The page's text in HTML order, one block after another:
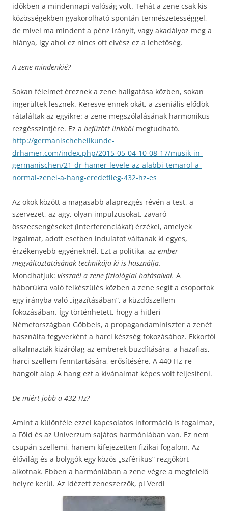
időkben a mindennapi valóság volt. Tehát a zene csak kis
közösségekben gyakorolható spontán természetességgel,
de mivel ma mindent a pénz irányít, vagy akadályoz meg a
hiánya, így ahol ez nincs ott elvész ez a lehetőség.
A zene mindenkié?
Sokan félelmet éreznek a zene hallgatása közben, sokan
ingerültek lesznek. Keresve ennek okát, a zseniális elődök
rátaláltak az egyikre: a zene megszólalásának harmonikus
rezgésszintjére. Ez a befűzött linkből megtudható.
http://germanischeheilkunde-
drhamer.com/index.php/2015-05-04-10-08-17/musik-in-
germanischen/21-dr-hamer-levele-az-alabbi-temarol-a-
normal-zenei-a-hang-eredetileg-432-hz-es
Az okok között a magasabb alaprezgés révén a test, a
szervezet, az agy, olyan impulzusokat, zavaró
összecsengéseket (interferenciákat) érzékel, amelyek
izgalmat, adott esetben indulatot váltanak ki egyes,
érzékenyebb egyéneknél, Ezt a politika, az ember
megváltoztatásának technikája ki is használja.
Mondhatjuk: visszaél a zene fiziológiai hatásaival. A
háborúkra való felkészülés közben a zene segít a csoportok
egy irányba való „igazításában”, a küzdőszellem
fokozásában. Így történhetett, hogy a hitleri
Németországban Göbbels, a propagandaminiszter a zenét
használta fegyverként a harci készség fokozásához. Ekkortól
alkalmazták kizárólag az emberek buzdítására, a hazafias,
harci szellem fenntartására, erősítésére. A 440 Hz-re
hangolt alap A hang ezt a kívánalmat képes volt teljesíteni.
De miért jobb a 432 Hz?
Amint a különféle ezzel kapcsolatos információ is fogalmaz,
a Föld és az Univerzum sajátos harmóniában van. Ez nem
csupán szellemi, hanem kifejezetten fizikai fogalom. Az
élővilág és a bolygók egy közös „szférikus” rezgőkört
alkotnak. Ebben a harmóniában a zene végre a megfelelő
helyre kerül. Az idézett zeneszerzők, pl Verdi